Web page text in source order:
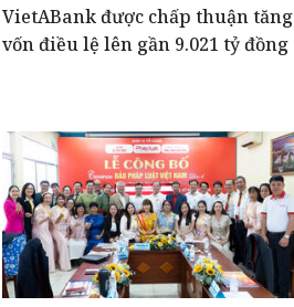
VietABank được chấp thuận tăng
vốn điều lệ lên gần 9.021 tỷ đồng